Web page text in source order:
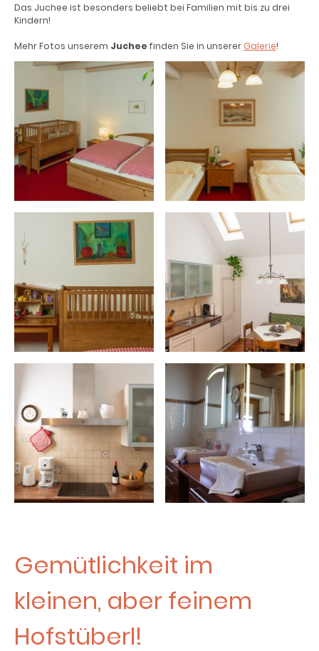
Das Juchee ist besonders beliebt bei Familien mit bis zu drei
Kindern!
Mehr Fotos unserem Juchee finden Sie in unserer Galerie!
Gemütlichkeit im
kleinen, aber feinem
Hofstüberl!